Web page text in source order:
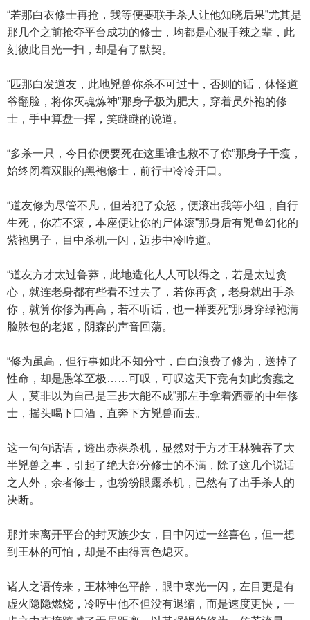
“若那白衣修士再抢，我等便要联手杀人让他知晓后果”尤其是
那几个之前抢夺平台成功的修士，均都是心狠手辣之辈，此
刻彼此目光一扫，却是有了默契。
“匹那白发道友，此地兇兽你杀不可过十，否则的话，休怪道
爷翻脸，将你灭魂炼神”那身子极为肥大，穿着员外袍的修
士，手中算盘一挥，笑瞇瞇的说道。
“多杀一只，今日你便要死在这里谁也救不了你”那身子干瘦，
始终闭着双眼的黑袍修士，前行中冷冷开口。
“道友修为尽管不凡，但若犯了众怒，便滚出我等小组，自行
生死，你若不滚，本座便让你的尸体滚”那身后有兇鱼幻化的
紫袍男子，目中杀机一闪，迈步中冷哼道。
“道友方才太过鲁莽，此地造化人人可以得之，若是太过贪
心，就连老身都有些看不过去了，若你再贪，老身就出手杀
你，就算你修为再高，若不听话，也一样要死”那身穿绿袍满
脸脓包的老妪，阴森的声音回蕩。
“修为虽高，但行事如此不知分寸，白白浪费了修为，送掉了
性命，却是愚笨至极……可叹，可叹这天下竞有如此贪蠢之
人，莫非以为自己是三步大能不成”那左手拿着酒壶的中年修
士，摇头喝下口酒，直奔下方兇兽而去。
这一句句话语，透出赤裸杀机，显然对于方才王林独吞了大
半兇兽之事，引起了绝大部分修士的不满，除了这几个说话
之人外，余者修士，也纷纷眼露杀机，已然有了出手杀人的
决断。
那并未离开平台的封灭族少女，目中闪过一丝喜色，但一想
到王林的可怕，却是不由得喜色熄灭。
诸人之语传来，王林神色平静，眼中寒光一闪，左目更是有
虚火隐隐燃烧，冷哼中他不但没有退缩，而是速度更快，一